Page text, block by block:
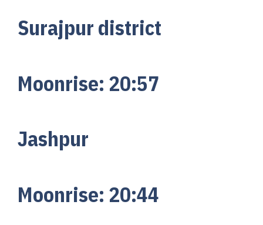
Surajpur district
Moonrise: 20:57
Jashpur
Moonrise: 20:44